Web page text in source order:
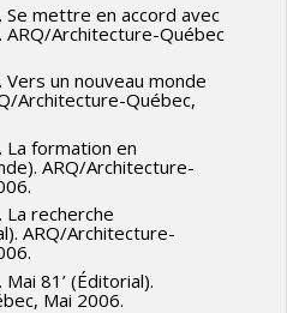
mettre en accord avec
ARQ/Architecture-Québec
un nouveau monde
Architecture-Québec,
formation en
ARQ/Architecture-
recherche
ARQ/Architecture-
81’ (Éditorial).
Mai 2006.